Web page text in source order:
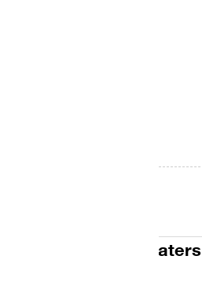
Great White Waters